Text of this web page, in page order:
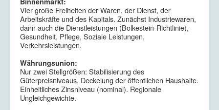
Vier große Freiheiten der Waren, der Dienst, der
Arbeitskräfte und des Kapitals. Zunächst Industriewaren,
dann auch die Dienstleistungen (Bolkestein-Richtlinie),
Gesundheit, Pflege, Soziale Leistungen,
Verkehrsleistungen.
Währungsunion:
Nur zwei Stellgrößen: Stabilisierung des
Güterpreisniveaus, Deckelung der öffentlichen Haushalte.
Einheitliches Zinsniveau (nominal). Regionale
Ungleichgewichte.